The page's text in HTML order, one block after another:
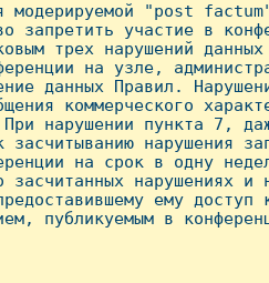
модерируемой "post
запpетить участие в
тpех наpушений
на узле,
данных Пpавил.
коммерческого
нарушении пункта 7,
засчитыванию нарушения
на срок в одну
засчитанных нарушениях и
ему доступ
публикуемым в